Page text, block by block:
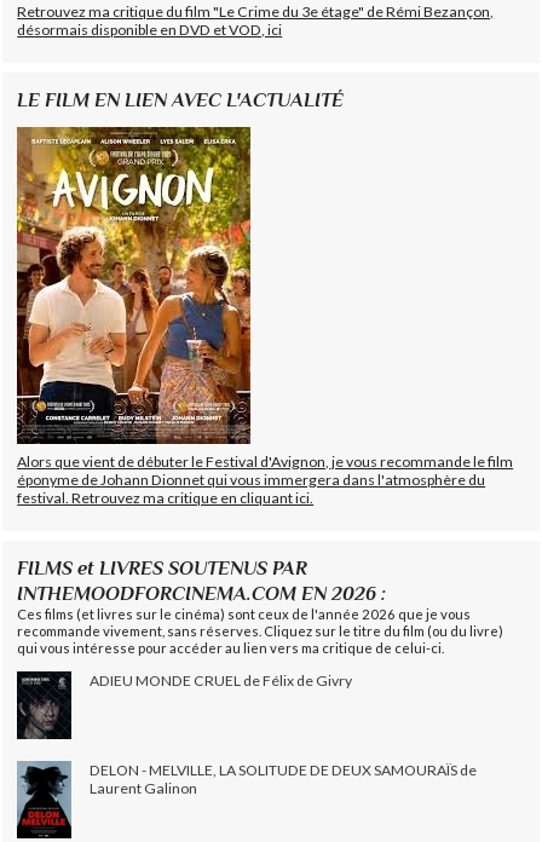
Retrouvez ma critique du film "Le Crime du 3e étage" de Rémi Bezançon,
désormais disponible en DVD et VOD, ici
LE FILM EN LIEN AVEC L'ACTUALITÉ
Alors que vient de débuter le Festival d'Avignon, je vous recommande le film
éponyme de Johann Dionnet qui vous immergera dans l'atmosphère du
festival. Retrouvez ma critique en cliquant ici.
FILMS et LIVRES SOUTENUS PAR
INTHEMOODFORCINEMA.COM EN 2026 :
Ces films (et livres sur le cinéma) sont ceux de l'année 2026 que je vous
recommande vivement, sans réserves. Cliquez sur le titre du film (ou du livre)
qui vous intéresse pour accéder au lien vers ma critique de celui-ci.
ADIEU MONDE CRUEL de Félix de Givry
DELON - MELVILLE, LA SOLITUDE DE DEUX SAMOURAÏS de
Laurent Galinon